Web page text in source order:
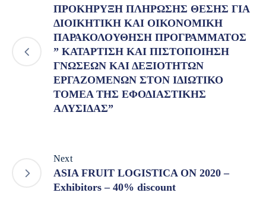
ΠΡΟΚΗΡΥΞΗ ΠΛΗΡΩΣΗΣ ΘΕΣΗΣ ΓΙΑ
ΔΙΟΙΚΗΤΙΚΗ ΚΑΙ ΟΙΚΟΝΟΜΙΚΗ
ΠΑΡΑΚΟΛΟΥΘΗΣΗ ΠΡΟΓΡΑΜΜΑΤΟΣ
” ΚΑΤΑΡΤΙΣΗ ΚΑΙ ΠΙΣΤΟΠΟΙΗΣΗ
ΓΝΩΣΕΩΝ ΚΑΙ ΔΕΞΙΟΤΗΤΩΝ
ΕΡΓΑΖΟΜΕΝΩΝ ΣΤΟΝ ΙΔΙΩΤΙΚΟ
ΤΟΜΕΑ ΤΗΣ ΕΦΟΔΙΑΣΤΙΚΗΣ
ΑΛΥΣΙΔΑΣ”
Next
ASIA FRUIT LOGISTICA ON 2020 –
Exhibitors – 40% discount